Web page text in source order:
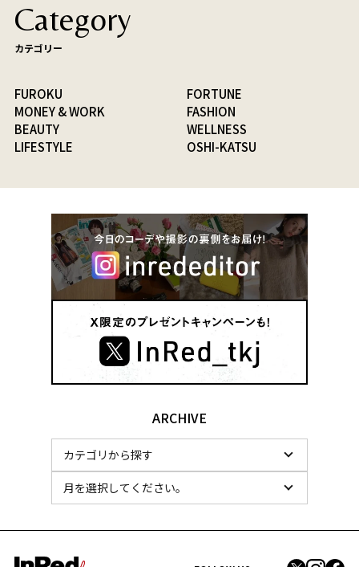
Category
カテゴリー
FUROKU
FORTUNE
MONEY & WORK
FASHION
BEAUTY
WELLNESS
LIFESTYLE
OSHI-KATSU
ARCHIVE